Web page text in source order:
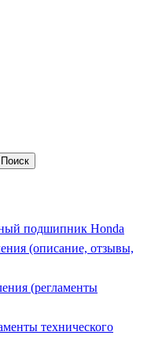
подшипник Honda
(описание, отзывы,
(регламенты
технического